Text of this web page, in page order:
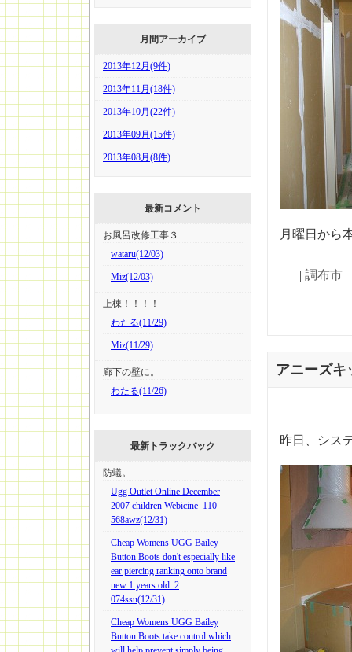
月間アーカイブ
2013年12月(9件)
2013年11月(18件)
2013年10月(22件)
2013年09月(15件)
2013年08月(8件)
最新コメント
お風呂改修工事３
wataru(12/03)
Miz(12/03)
上棟！！！！
わたる(11/29)
Miz(11/29)
廊下の壁に。
わたる(11/26)
最新トラックバック
防蟻。
Ugg Outlet Online December
2007 children Webicine_110
568awz(12/31)
Cheap Womens UGG Bailey
Button Boots don't especially like
ear piercing ranking onto brand
new 1 years old_2
074ssu(12/31)
Cheap Womens UGG Bailey
Button Boots take control which
月曜日から
| 調布市
アニーズキ
昨日、シス